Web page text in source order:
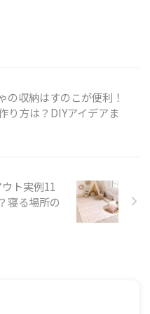
の収納はすのこが便利！
り方は？DIYアイデアま
ト実例11
寝る場所の